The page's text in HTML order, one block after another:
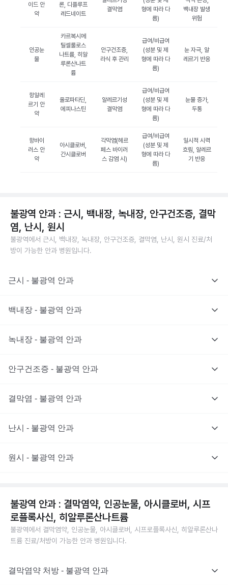
이드 안
약
론, 디플루프
레드네이트
결막염
형에 따라 다
름)
백내장 발생
위험
인공눈
물
카르복시메
틸셀룰로스
나트륨, 히알
루론산나트
륨
안구건조증,
라식 후 관리
급여/비급여
(성분 및 제
형에 따라 다
름)
눈 자극, 알
레르기 반응
항알레
르기 안
약
올로파타딘,
에피나스틴
알레르기성
결막염
급여/비급여
(성분 및 제
형에 따라 다
름)
눈물 증가,
두통
항바이
러스 안
약
아시클로버,
간시클로버
각막염(헤르
페스 바이러
스 감염 시)
급여/비급여
(성분 및 제
형에 따라 다
름)
일시적 시력
흐림, 알레르
기 반응
불광역 안과 : 근시, 백내장, 녹내장, 안구건조증, 결막
염, 난시, 원시
불광역에서 근시, 백내장, 녹내장, 안구건조증, 결막염, 난시, 원시 진료/처
방이 가능한 안과 병원입니다.
근시 - 불광역 안과
백내장 - 불광역 안과
녹내장 - 불광역 안과
안구건조증 - 불광역 안과
결막염 - 불광역 안과
난시 - 불광역 안과
원시 - 불광역 안과
불광역 안과 : 결막염약, 인공눈물, 아시클로버, 시프
로플록사신, 히알루론산나트륨
불광역에서 결막염약, 인공눈물, 아시클로버, 시프로플록사신, 히알루론산나
트륨 진료/처방이 가능한 안과 병원입니다.
결막염약 처방 - 불광역 안과